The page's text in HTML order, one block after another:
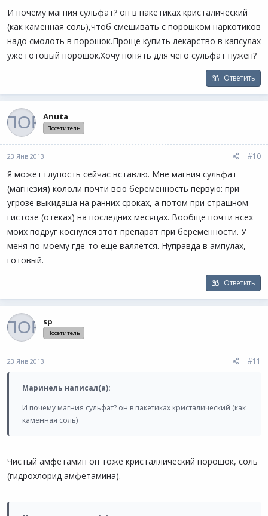
И почему магния сульфат? он в пакетиках кристалический
(как каменная соль),чтоб смешивать с порошком наркотиков
надо смолоть в порошок.Проще купить лекарство в капсулах
уже готовый порошок.Хочу понять для чего сульфат нужен?
Ответить
Anuta
Посетитель
23 Янв 2013 #10
Я может глупость сейчас вставлю. Мне магния сульфат
(магнезия) кололи почти всю беременность первую: при
угрозе выкидаша на ранних сроках, а потом при страшном
гистозе (отеках) на последних месяцах. Вообще почти всех
моих подруг коснулся этот препарат при беременности. У
меня по-моему где-то еще валяется. Нуправда в ампулах,
готовый.
Ответить
sp
Посетитель
23 Янв 2013 #11
Маринель написал(а):
И почему магния сульфат? он в пакетиках кристалический (как
каменная соль)
Чистый амфетамин он тоже кристаллический порошок, соль
(гидрохлорид амфетамина).